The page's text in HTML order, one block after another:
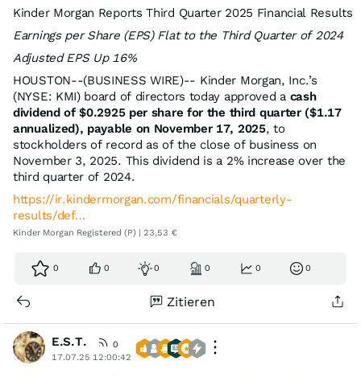
Kinder Morgan Reports Third Quarter 2025 Financial Results
Earnings per Share (EPS) Flat to the Third Quarter of 2024
Adjusted EPS Up 16%
HOUSTON--(BUSINESS WIRE)-- Kinder Morgan, Inc.’s
(NYSE: KMI) board of directors today approved a cash
dividend of $0.2925 per share for the third quarter ($1.17
annualized), payable on November 17, 2025, to
stockholders of record as of the close of business on
November 3, 2025. This dividend is a 2% increase over the
third quarter of 2024.
https://ir.kindermorgan.com/financials/quarterly-
results/def…
Kinder Morgan Registered (P) | 23,53 €
0 0 0 0 0 0
Zitieren
E.S.T.
0
17.07.25 12:00:42